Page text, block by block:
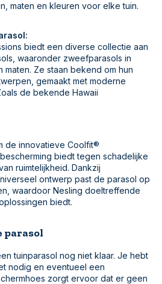
maten en kleuren voor elke tuin.
biedt een diverse collectie aan
waaronder zweefparasols in
Ze staan bekend om hun
gemaakt met moderne
de bekende Hawaii
de innovatieve Coolfit®
biedt tegen schadelijke
ruimtelijkheid. Dankzij
ontwerp past de parasol op
waardoor Nesling doeltreffende
biedt.
parasol
tuinparasol nog niet klaar. Je hebt
nodig en eventueel een
zorgt ervoor dat er geen